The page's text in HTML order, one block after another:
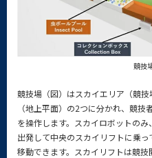
競技
競技場（図）はスカイエリア（競
（地上平面）の2つに分かれ、競
を操作します。スカイロボットの
出発して中央のスカイリフトに乗
移動できます。スカイリフトは競